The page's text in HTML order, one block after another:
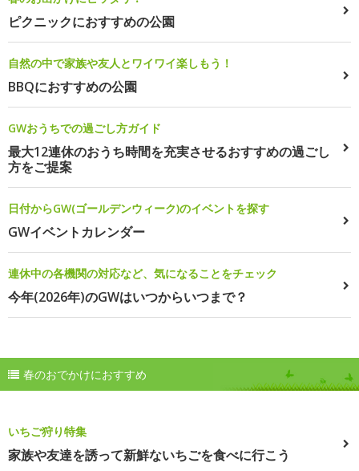
ピクニックにおすすめの公園
自然の中で家族や友人とワイワイ楽しもう！
BBQにおすすめの公園
GWおうちでの過ごし方ガイド
最大12連休のおうち時間を充実させるおすすめの過ごし
方をご提案
日付からGW(ゴールデンウィーク)のイベントを探す
GWイベントカレンダー
連休中の各機関の対応など、気になることをチェック
今年(2026年)のGWはいつからいつまで？
春のおでかけにおすすめ
いちご狩り特集
家族や友達を誘って新鮮ないちごを食べに行こう